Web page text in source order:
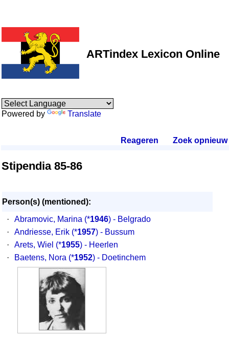
ARTindex Lexicon Online
Powered by Translate
Reageren Zoek opnieuw.
Stipendia 85-86
Person(s) (mentioned):
·
Abramovic, Marina (*1946) - Belgrado
·
Andriesse, Erik (*1957) - Bussum
·
Arets, Wiel (*1955) - Heerlen
·
Baetens, Nora (*1952) - Doetinchem